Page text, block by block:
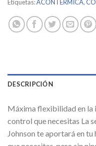
Etiquetas:ACONTERMICA,
DESCRIPCIÓN
Máxima flexibilidad en la
control que necesitas La
Johnson te aportará en